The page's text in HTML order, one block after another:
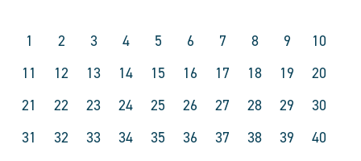
1 2 3 4 5 6 7 8 9
10
11
12 13 14 15 16 17 18 19
20
21
22 23 24 25 26 27 28 29
30
31
32 33 34 35 36 37 38 39
40